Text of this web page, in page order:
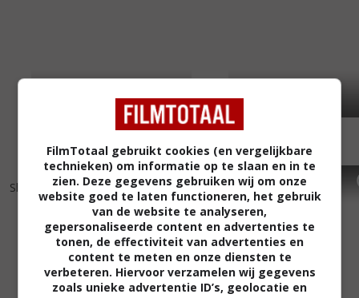
5,7
She's the One (1996) 7 ,8
Casino (1995)
FilmTotaal gebruikt cookies (en vergelijkbare
technieken) om informatie op te slaan en in te
zien. Deze gegevens gebruiken wij om onze
website goed te laten functioneren, het gebruik
van de website te analyseren,
gepersonaliseerde content en advertenties te
tonen, de effectiviteit van advertenties en
content te meten en onze diensten te
verbeteren. Hiervoor verzamelen wij gegevens
zoals unieke advertentie ID’s, geolocatie en